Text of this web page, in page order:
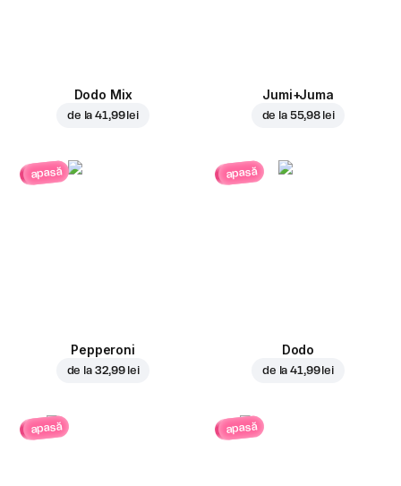
Dodo Mix
de la41,99 lei
Jumi+Juma
de la 55,98 lei
apasă
Pepperoni
de la 32,99 lei
apasă
Dodo
de la41,99 lei
apasă apasă